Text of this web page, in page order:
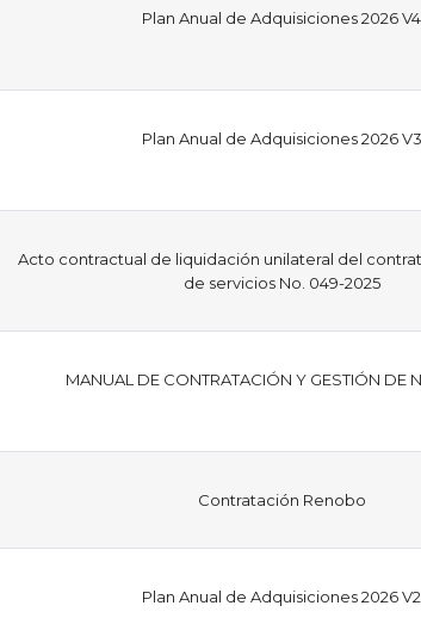
Plan Anual de Adquisiciones 2026 V4
Plan Anual de Adquisiciones 2026 V3
Acto contractual de liquidación unilateral del
de servicios No. 049-2025
MANUAL DE CONTRATACIÓN Y GESTIÓN DE
Contratación Renobo
Plan Anual de Adquisiciones 2026 V2